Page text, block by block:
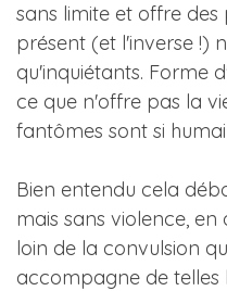
sans limite et offre des
présent (et l'inverse !)
qu'inquiétants. Forme
ce que n'offre pas la
fantômes sont si
Bien entendu cela
mais sans violence, en
loin de la convulsion
accompagne de telles